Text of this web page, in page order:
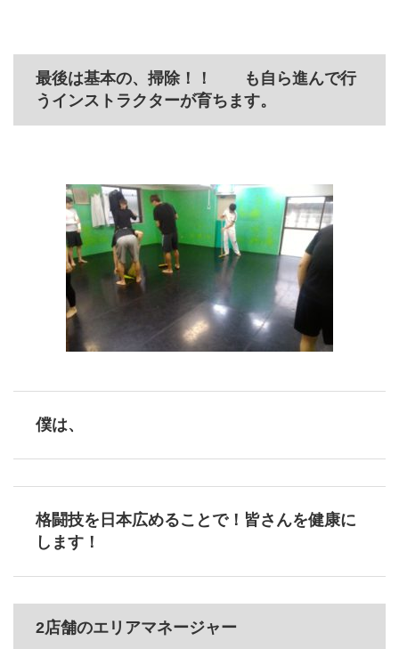
最後は基本の、掃除！！ も自ら進んで行
うインストラクターが育ちます。
僕は、
格闘技を日本広めることで！皆さんを健康に
します！
2店舗のエリアマネージャー